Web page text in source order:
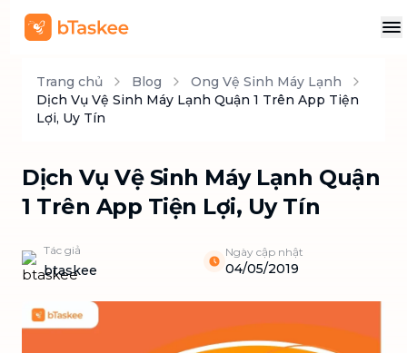
Trang chủ Blog
Ong Vệ Sinh Máy Lạnh
Dịch Vụ Vệ Sinh Máy Lạnh Quận 1 Trên App Tiện
Lợi, Uy Tín
Dịch Vụ Vệ Sinh Máy Lạnh Quận
1 Trên App Tiện Lợi, Uy Tín
Tác giả
btaskee
Ngày cập nhật
04/05/2019